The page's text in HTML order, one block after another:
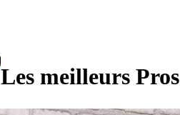
Les meilleurs